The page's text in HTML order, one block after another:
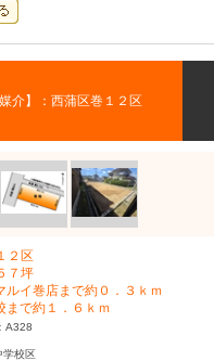
介】：西蒲区巻１２区
２区
７坪
イ巻店まで約０．３ｋｍ
まで約１．６ｋｍ
A328
学校区